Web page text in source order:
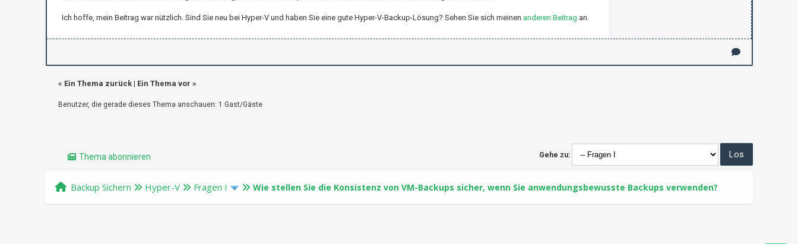
Ich hoffe, mein Beitrag war nützlich. Sind Sie neu bei Hyper-V und haben Sie eine gute Hyper-V-Backup-Lösung? Sehen Sie sich meinen anderen Beitrag an.
« Ein Thema zurück| Ein Thema vor »
Benutzer, die gerade dieses Thema anschauen: 1 Gast/Gäste
Thema abonnieren Gehe zu:
Backup Sichern Hyper-V Fragen I Wie stellen Sie die Konsistenz von VM-Backups sicher, wenn Sie anwendungsbewusste Backups verwenden?